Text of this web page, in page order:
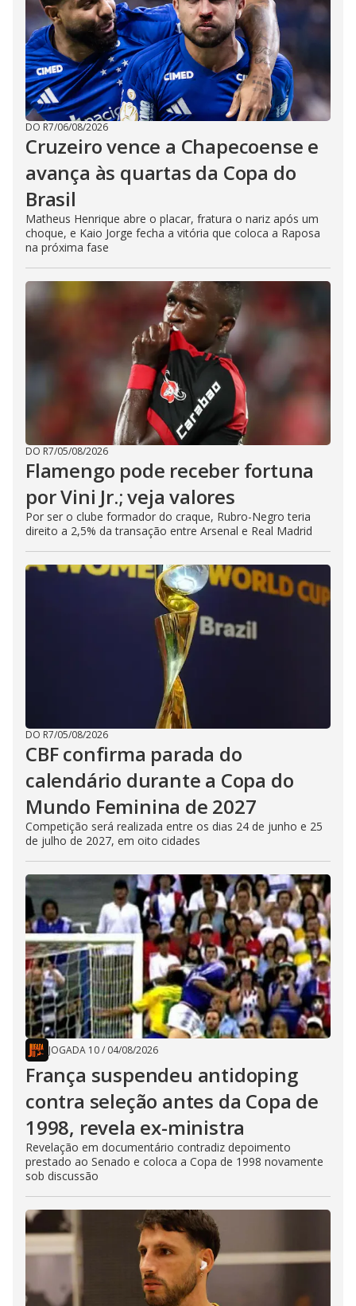
DO R7/06/08/2026
Cruzeiro vence a Chapecoense e
avança às quartas da Copa do
Brasil
Matheus Henrique abre o placar, fratura o nariz após um
choque, e Kaio Jorge fecha a vitória que coloca a Raposa
na próxima fase
DO R7/05/08/2026
Flamengo pode receber fortuna
por Vini Jr.; veja valores
Por ser o clube formador do craque, Rubro-Negro teria
direito a 2,5% da transação entre Arsenal e Real Madrid
DO R7/05/08/2026
CBF confirma parada do
calendário durante a Copa do
Mundo Feminina de 2027
Competição será realizada entre os dias 24 de junho e 25
de julho de 2027, em oito cidades
JOGADA 10/ 04/08/2026
França suspendeu antidoping
contra seleção antes da Copa de
1998, revela ex-ministra
Revelação em documentário contradiz depoimento
prestado ao Senado e coloca a Copa de 1998 novamente
sob discussão